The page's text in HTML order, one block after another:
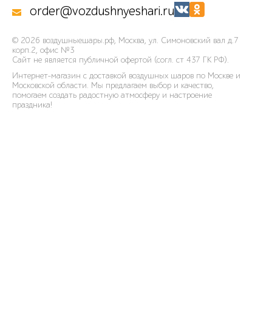
order@vozdushnyeshari.ru
© 2026 воздушныешары.рф, Москва, ул. Симоновский вал д.7
корп.2, офис №3
Сайт не является публичной офертой (согл. ст 437 ГК РФ).
Интернет-магазин с доставкой воздушных шаров по Москве и
Московской области. Мы предлагаем выбор и качество,
помогаем создать радостную атмосферу и настроение
праздника!